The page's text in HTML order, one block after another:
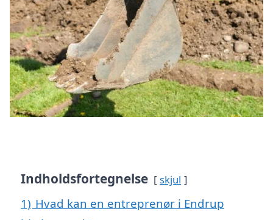
Indholdsfortegnelse skjul
1) Hvad kan en entreprenør i Endrup